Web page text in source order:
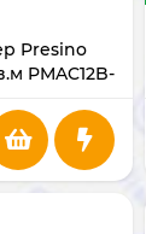
Presino
PMAC12B-